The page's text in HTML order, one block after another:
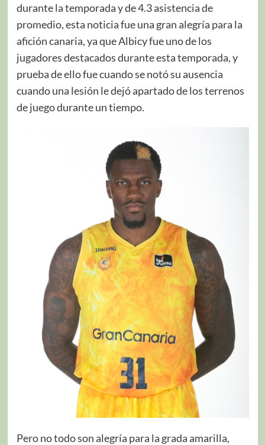
durante la temporada y de 4.3 asistencia de
promedio, esta noticia fue una gran alegría para la
afición canaria, ya que Albicy fue uno de los
jugadores destacados durante esta temporada, y
prueba de ello fue cuando se notó su ausencia
cuando una lesión le dejó apartado de los terrenos
de juego durante un tiempo.
Pero no todo son alegría para la grada amarilla,